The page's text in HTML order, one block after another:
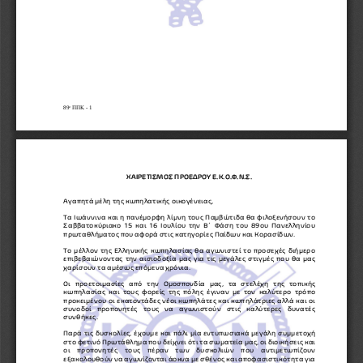
89 ΠΠΚ 1
ΧΑΙΡΕΤΙΣΜΟΣ ΠΡΟΕΔΡΟΥ Ε.Κ.Ο.Φ.Ν.Σ.
Αγαπητά μέλη της κωπηλατικής οικογένειας,
Τα Ιωάννινα και η πανέμορφη λίμνη τους Παμβώτιδα θα φιλοξενήσουν το
Σαββατοκύριακο 15 και 16 Ιουλίου την Β ́ Φάση του 89ου Πανελληνίου
πρωταθλήματος που αφορά στις κατηγορίες Παίδων και Κορασίδων.
Το μέλλον της Ελληνικής κωπηλασίας θα αγωνιστεί το προσεχές διήμερο
επιβεβαιώνοντας την αισιοδοξία μας για τις μεγάλες στιγμές που θα μας
χαρίσουν τα αμέσως επόμενα χρόνια.
Οι  προετοιμασίες  από  την  Ομοσπονδία  μας,  τα  στελέχη  της  τοπικής
κωπηλασίας  και τους  φορείς  της  πόλης  έγιναν  με  τον  καλύτερο  τρόπο
προκειμένου οι εκατοντάδες νέοι κωπηλάτες και κωπηλάτριες αλλά και οι
συνοδοί  προπονητές  τους  να  αγωνιστούν  στις  καλύτερες  δυνατές
συνθήκες.
Παρά τις δυσκολίες, έχουμε και πάλι μία εντυπωσιακά μεγάλη συμμετοχή
στο φετινό Πρωτάθλημα που δείχνει ότι τα σωματεία μας, οι διοικήσεις και
οι  προπονητές  τους  πέραν  των  δυσκολιών  που  αντιμετωπίζουν
εξακολουθούν να αγωνίζονται άοκνα με σθένος και αποφασιστικότητα για